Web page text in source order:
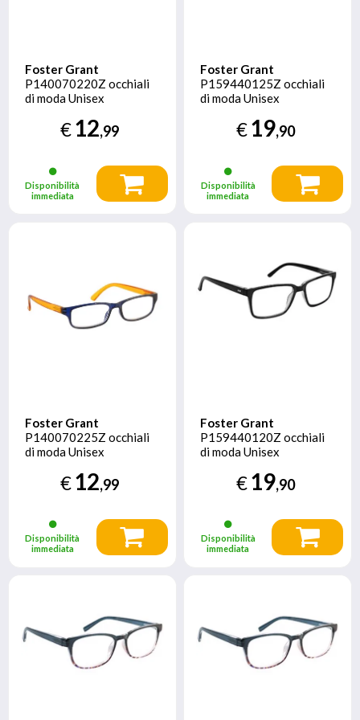
Foster Grant
P140070220Z occhiali
di moda Unisex
piena Blu
€12,99
Disponibilità
immediata
Foster Grant
P159440125Z occhiali
di moda Unisex
piena Nero
€19,90
Disponibilità
immediata
Foster Grant
P140070225Z occhiali
di moda Unisex
piena Blu
€12,99
Disponibilità
immediata
Foster Grant
P159440120Z occhiali
di moda Unisex
piena Nero
€19,90
Disponibilità
immediata